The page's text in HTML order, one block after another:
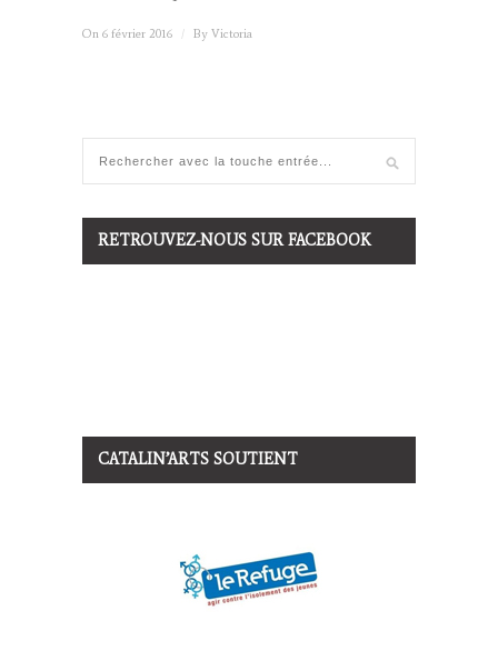
On 6 février 2016 / By Victoria
RETROUVEZ-NOUS SUR FACEBOOK
CATALIN’ARTS SOUTIENT